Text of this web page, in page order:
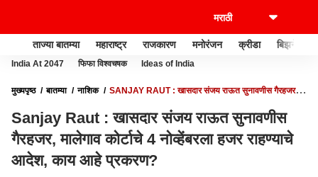
ताज्या बातम्या महाराष्ट्र राजकारण मनोरंजन क्रीडा बिझनेस
India At 2047 फिफा विश्वचषक Ideas of India
मुख्यपृष्ठ बातम्या नाशिक
SANJAY RAUT : खासदार संजय राऊत सुनावणीस गैरहजर,
Sanjay Raut : खासदार संजय राऊत सुनावणीस
गैरहजर, मालेगाव कोर्टाचे 4 नोव्हेंबरला हजर राहण्याचे
आदेश, काय आहे प्रकरण?